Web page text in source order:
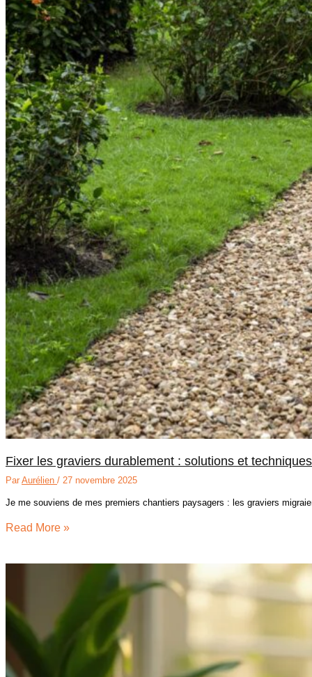
Fixer les graviers durablement : solutions et techniques
Par Aurélien / 27 novembre 2025
Je me souviens de mes premiers chantiers paysagers : les graviers
Read More »